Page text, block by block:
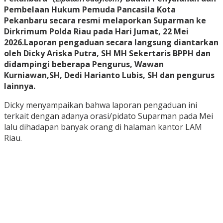
Pembelaan Hukum Pemuda Pancasila Kota
Pekanbaru secara resmi melaporkan Suparman ke
Dirkrimum Polda Riau pada Hari Jumat, 22 Mei
2026.Laporan pengaduan secara langsung diantarkan
oleh Dicky Ariska Putra, SH MH Sekertaris BPPH dan
didampingi beberapa Pengurus, Wawan
Kurniawan,SH, Dedi Harianto Lubis, SH dan pengurus
lainnya.
Dicky menyampaikan bahwa laporan pengaduan ini
terkait dengan adanya orasi/pidato Suparman pada Mei
lalu dihadapan banyak orang di halaman kantor LAM
Riau.